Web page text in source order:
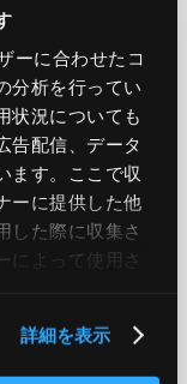
ーに合わせたコ
分析を行ってい
状況についても
告配信、データ
ます。ここで収
ーに提供した他
した際に収集さ
によって使用さ
詳細を表示
PREMISE